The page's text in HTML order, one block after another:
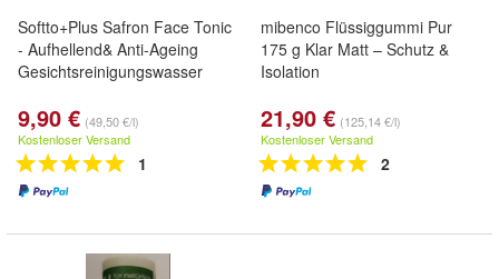
Softto+Plus Safron Face Tonic
- Aufhellend& Anti-Ageing
Gesichtsreinigungswasser
9,90 € (49,50 €/l)
Kostenloser Versand
1
mibenco Flüssiggummi Pur
175 g Klar Matt – Schutz &
Isolation
21,90 € (125,14 €/l)
Kostenloser Versand
2